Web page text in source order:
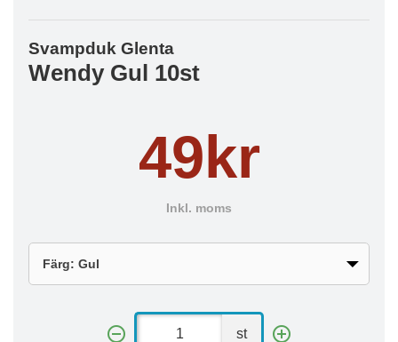
Svampduk Glenta
Wendy Gul 10st
49kr
Inkl. moms
st